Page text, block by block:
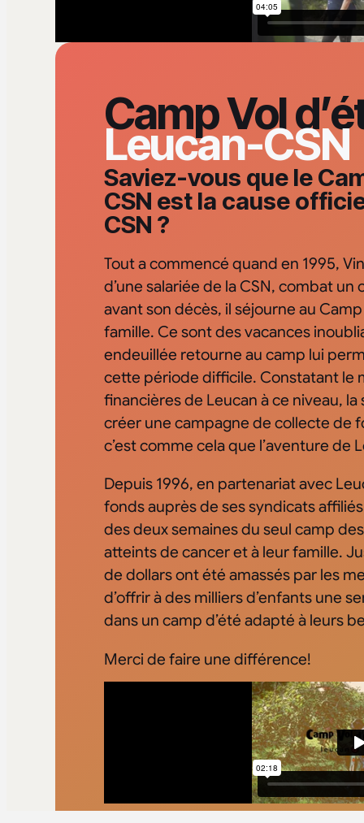
Camp Vol
Leucan-CSN
Saviez-vous que le
CSN est la cause
CSN ?
Tout a commencé quand en 1995,
d’une salariée de la CSN, combat
avant son décès, il séjourne au
famille. Ce sont des vacances
endeuillée retourne au camp lui
cette période difficile. Constatant le
financières de Leucan à ce niveau, la
créer une campagne de collecte de
c’est comme cela que l’aventure de
Depuis 1996, en partenariat avec
fonds auprès de ses syndicats
des deux semaines du seul camp
atteints de cancer et à leur famille.
de dollars ont été amassés par les
d’offrir à des milliers d’enfants une
dans un camp d’été adapté à leurs
Merci de faire une différence!